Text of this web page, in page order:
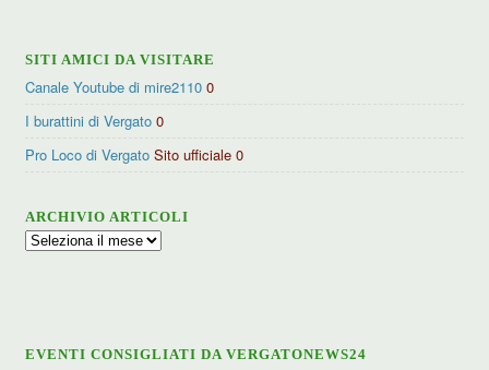
SITI AMICI DA VISITARE
Canale Youtube di mire2110 0
I burattini di Vergato 0
Pro Loco di Vergato Sito ufficiale 0
ARCHIVIO ARTICOLI
Archivio
EVENTI CONSIGLIATI DA VERGATONEWS24